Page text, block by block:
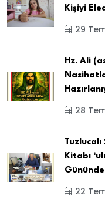
Kişiyi
29
Hz. Ali
28
Kitabı
22